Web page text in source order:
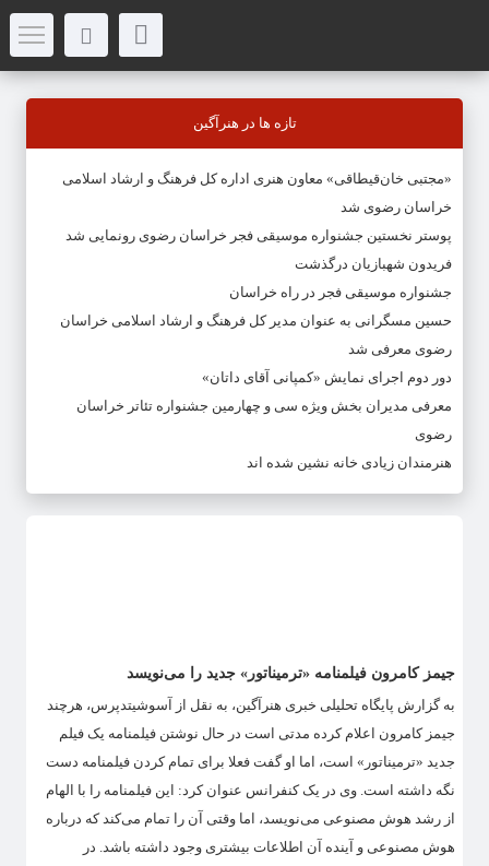
تازه ها در هنرآگین
«مجتبی خان‌قیطاقی» معاون هنری اداره کل فرهنگ و ارشاد اسلامی
خراسان رضوی شد
پوستر نخستین جشنواره موسیقی فجر خراسان رضوی رونمایی شد
فریدون شهبازیان درگذشت
جشنواره موسیقی فجر در راه خراسان
حسین مسگرانی به عنوان مدیر کل فرهنگ و ارشاد اسلامی خراسان
رضوی معرفی شد
دور دوم اجرای نمایش «کمپانی آقای داتان»
معرفی مدیران بخش ویژه سی و چهارمین جشنواره تئاتر خراسان
رضوی
هنرمندان زیادی خانه نشین شده اند
جیمز کامرون فیلمنامه «ترمیناتور» جدید را می‌نویسد
به گزارش پایگاه تحلیلی خبری هنرآگین، به نقل از آسوشیتدپرس، هرچند
جیمز کامرون اعلام کرده مدتی است در حال نوشتن فیلمنامه یک فیلم
جدید «ترمیناتور» است، اما او گفت فعلا برای تمام کردن فیلمنامه دست
نگه داشته است. وی در یک کنفرانس عنوان کرد: این فیلمنامه را با الهام
از رشد هوش مصنوعی می‌نویسد، اما وقتی آن را تمام می‌کند که درباره
هوش مصنوعی و آینده آن اطلاعات بیشتری وجود داشته باشد. در